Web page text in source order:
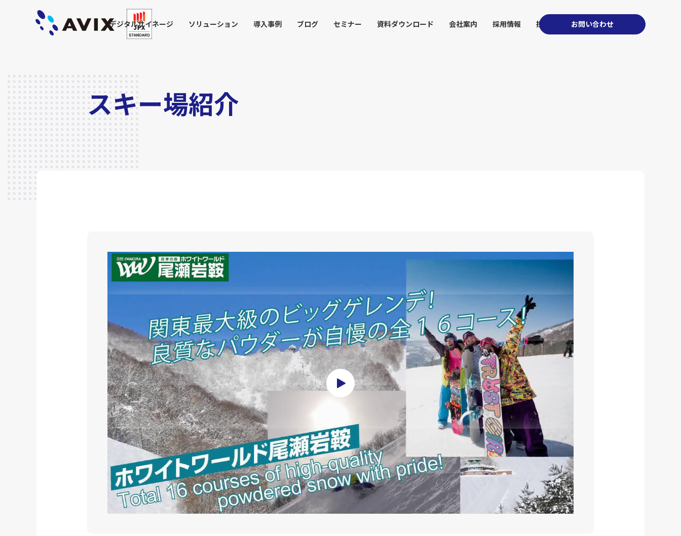
デジタルサイネージ ソリューション 導入事例 ブログ セミナー 資料ダウンロード 会社案内 採用情報 投資家情報 お問い合わせ
スキー場紹介